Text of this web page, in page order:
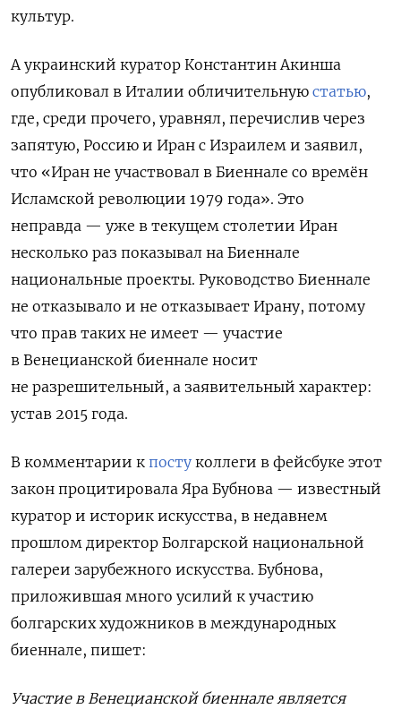
культур.
А украинский куратор Константин Акинша
опубликовал в Италии обличительную статью,
где, среди прочего, уравнял, перечислив через
запятую, Россию и Иран с Израилем и заявил,
что «Иран не участвовал в Биеннале со времён
Исламской революции 1979 года». Это
неправда — уже в текущем столетии Иран
несколько раз показывал на Биеннале
национальные проекты. Руководство Биеннале
не отказывало и не отказывает Ирану, потому
что прав таких не имеет — участие
в Венецианской биеннале носит
не разрешительный, а заявительный характер:
устав 2015 года.
В комментарии к посту коллеги в фейсбуке этот
закон процитировала Яра Бубнова — известный
куратор и историк искусства, в недавнем
прошлом директор Болгарской национальной
галереи зарубежного искусства. Бубнова,
приложившая много усилий к участию
болгарских художников в международных
биеннале, пишет:
Участие в Венецианской биеннале является